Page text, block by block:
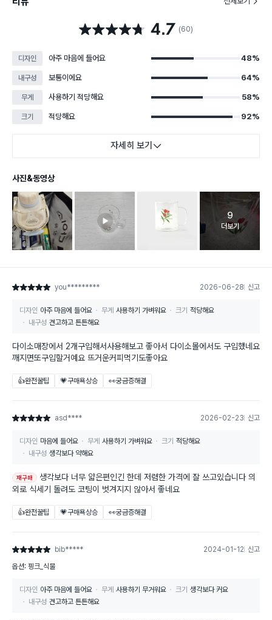
별점 4.7점 4.7 (60)
디자인 아주 마음에 들어요 48%
내구성 보통이에요 64%
무게 사용하기 적당해요 58%
크기 적당해요 92%
자세히 보기
사진&동영상
고객 리뷰
9
더보기
별점 5점 you********* 2026-06-28 신고
디자인 아주 마음에 들어요 무게 사용하기 가벼워요 크기 적당해요
내구성 견고하고 튼튼해요
다이소매장에서 2개구입해서사용해보고 좋아서 다이소몰에서도 구입했네요
깨지면또구입할거예요 뜨거운커피먹기도좋아요
👍완전꿀팁 💗구매욕상승 👀궁금증해결
별점 5점 asd**** 2026-02-23 신고
디자인 마음에 들어요 무게 사용하기 가벼워요 크기 적당해요
내구성 생각보다 약해요
재구매
생각보다 너무 얇은편인긴 한데 저렴한 가격에 잘 쓰고있습니다 의
외로 식세기 돌려도 코팅이 벗겨지지 않아서 좋네요
👍완전꿀팁 💗구매욕상승 👀궁금증해결
별점 5점 bib***** 2024-01-12 신고
옵션: 핑크_식물
디자인 아주 마음에 들어요 무게 사용하기 무거워요 크기 생각보다 커요
내구성 견고하고 튼튼해요